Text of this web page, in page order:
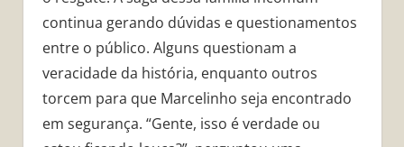
continua gerando dúvidas e questionamentos
entre o público. Alguns questionam a
veracidade da história, enquanto outros
torcem para que Marcelinho seja encontrado
em segurança. “Gente, isso é verdade ou